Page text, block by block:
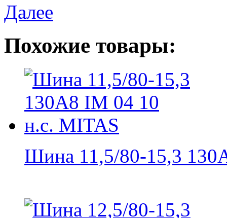
Далее
Похожие товары:
Шина 11,5/80-15,3